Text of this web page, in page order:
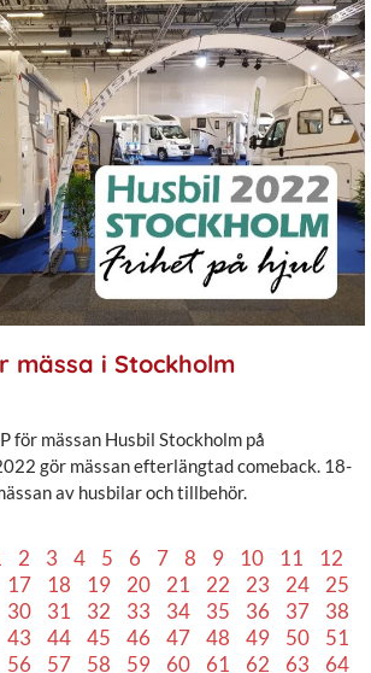
mässa i Stockholm
för mässan Husbil Stockholm på
gör mässan efterlängtad comeback. 18-
av husbilar och tillbehör.
2 3 4 5 6 7 8 9 10 11
12
17 18 19 20 21 22 23 24
25
30 31 32 33 34 35 36 37
38
43 44 45 46 47 48 49 50
51
56 57 58 59 60 61 62 63 64